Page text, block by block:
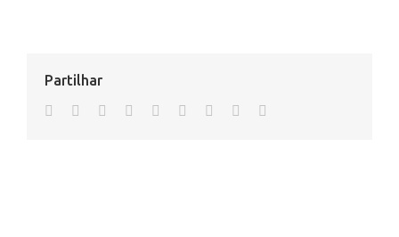
Partilhar
facebook
twitter linkedinreddit whatsapp
tumblr pinterest